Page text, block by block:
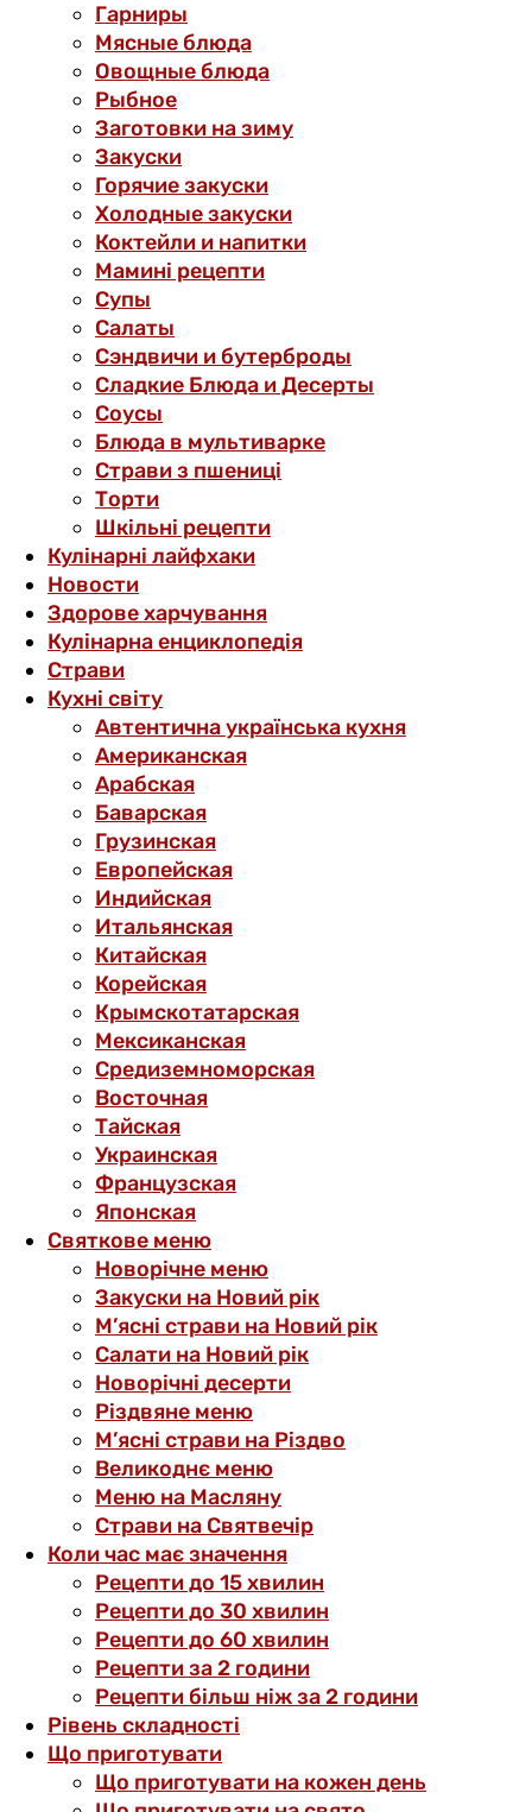
Гарниры
Мясные блюда
Овощные блюда
Рыбное
Заготовки на зиму
Закуски
Горячие закуски
Холодные закуски
Коктейли и напитки
Мамині рецепти
Супы
Салаты
Сэндвичи и бутерброды
Сладкие Блюда и Десерты
Соусы
Блюда в мультиварке
Страви з пшениці
Торти
Шкільні рецепти
Кулінарні лайфхаки
Новости
Здорове харчування
Кулінарна енциклопедія
Страви
Кухні світу
Автентична українська кухня
Американская
Арабская
Баварская
Грузинская
Европейская
Индийская
Итальянская
Китайская
Корейская
Крымскотатарская
Мексиканская
Средиземноморская
Восточная
Тайская
Украинская
Французская
Японская
Святкове меню
Новорічне меню
Закуски на Новий рік
М’ясні страви на Новий рік
Салати на Новий рік
Новорічні десерти
Різдвяне меню
М’ясні страви на Різдво
Великоднє меню
Меню на Масляну
Страви на Святвечір
Коли час має значення
Рецепти до 15 хвилин
Рецепти до 30 хвилин
Рецепти до 60 хвилин
Рецепти за 2 години
Рецепти більш ніж за 2 години
Рівень складності
Що приготувати
Що приготувати на кожен день